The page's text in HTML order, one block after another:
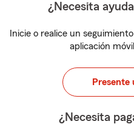
¿Necesita
Inicie o realice un
aplicación
Presente
¿Necesita